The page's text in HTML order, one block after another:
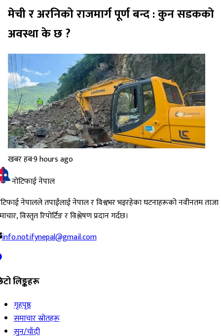
मेची र अरनिको राजमार्ग पूर्ण बन्द : कुन सडकको
अवस्था के छ ?
खबर हब·9 hours ago
नोटिफाई नेपाल
नेपालले तपाईंलाई नेपाल र विश्वभर भइरहेका घटनाहरूको नवीनतम ताजा
विस्तृत रिपोर्टिङ र विश्लेषण प्रदान गर्दछ।
info.notifynepal@gmail.com
लिङ्कहरू
गृहपृष्ठ
समाचार स्रोतहरू
सुन/चाँदी